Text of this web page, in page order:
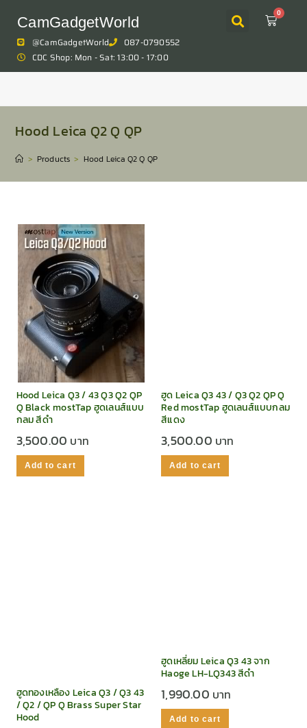
CamGadgetWorld
0
@CamGadgetWorld
087-0790552
CDC Shop: Mon - Sat: 13:00 - 17:00
Hood Leica Q2 Q QP
> Products > Hood Leica Q2 Q QP
Hood Leica Q3 / 43 Q3 Q2 QP
Q Black mostTap ฮูดเลนส์แบบ
กลม สีดำ
3,500.00
Add to cart
ฮูด Leica Q3 43 / Q3 Q2 QP Q
Red mostTap ฮูดเลนส์แบบกลม
สีแดง
3,500.00
Add to cart
ฮูดทองเหลือง Leica Q3 / Q3 43
/ Q2 / QP Q Brass Super Star
Hood
ฮูดเหลี่ยม Leica Q3 43 จาก
Haoge LH-LQ343 สีดำ
1,990.00
Add to cart